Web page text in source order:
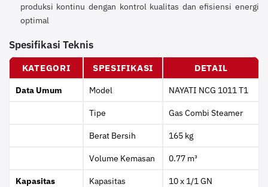
produksi kontinu dengan kontrol kualitas dan efisiensi energi
optimal
Spesifikasi Teknis
KATEGORI SPESIFIKASI DETAIL
Data Umum Model NAYATI NCG 1011 T1
Tipe Gas Combi Steamer
Berat Bersih 165 kg
Volume Kemasan 0.77 m³
Kapasitas Kapasitas 10 x 1/1 GN